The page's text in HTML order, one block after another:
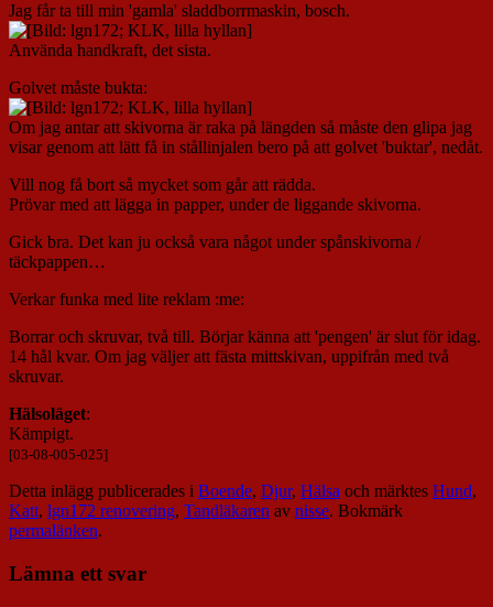
Jag får ta till min 'gamla' sladdborrmaskin, bosch.
Använda handkraft, det sista.
Golvet måste bukta:
Om jag antar att skivorna är raka på längden så måste den glipa jag
visar genom att lätt få in stållinjalen bero på att golvet 'buktar', nedåt.
Vill nog få bort så mycket som går att rädda.
Prövar med att lägga in papper, under de liggande skivorna.
Gick bra. Det kan ju också vara något under spånskivorna /
täckpappen…
Verkar funka med lite reklam :me:
Borrar och skruvar, två till. Börjar känna att 'pengen' är slut för idag.
14 hål kvar. Om jag väljer att fästa mittskivan, uppifrån med två
skruvar.
Hälsoläget:
Kämpigt.
[03-08-005-025]
Detta inlägg publicerades i Boende, Djur, Hälsa och märktes Hund,
Katt, lgn172 renovering, Tandläkaren av nisse. Bokmärk
permalänken.
Lämna ett svar